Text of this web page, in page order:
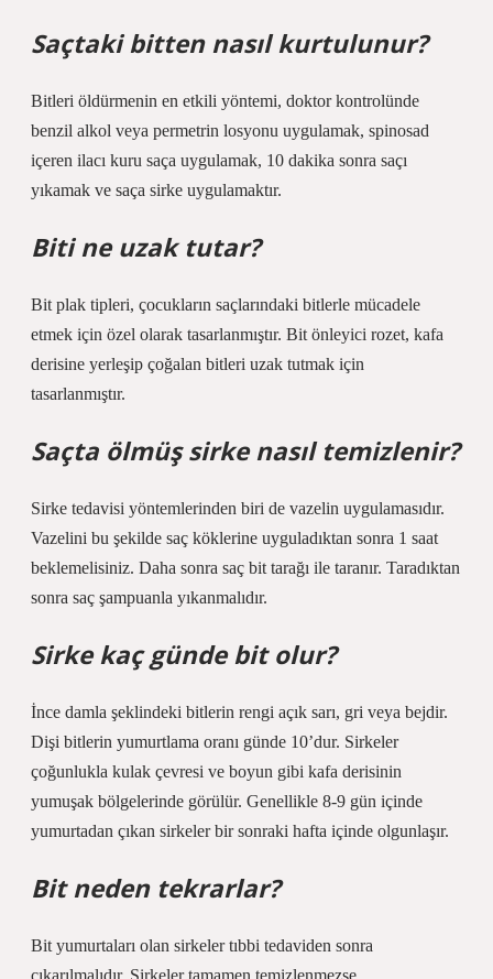
Saçtaki bitten nasıl kurtulunur?
Bitleri öldürmenin en etkili yöntemi, doktor kontrolünde
benzil alkol veya permetrin losyonu uygulamak, spinosad
içeren ilacı kuru saça uygulamak, 10 dakika sonra saçı
yıkamak ve saça sirke uygulamaktır.
Biti ne uzak tutar?
Bit plak tipleri, çocukların saçlarındaki bitlerle mücadele
etmek için özel olarak tasarlanmıştır. Bit önleyici rozet, kafa
derisine yerleşip çoğalan bitleri uzak tutmak için
tasarlanmıştır.
Saçta ölmüş sirke nasıl temizlenir?
Sirke tedavisi yöntemlerinden biri de vazelin uygulamasıdır.
Vazelini bu şekilde saç köklerine uyguladıktan sonra 1 saat
beklemelisiniz. Daha sonra saç bit tarağı ile taranır. Taradıktan
sonra saç şampuanla yıkanmalıdır.
Sirke kaç günde bit olur?
İnce damla şeklindeki bitlerin rengi açık sarı, gri veya bejdir.
Dişi bitlerin yumurtlama oranı günde 10’dur. Sirkeler
çoğunlukla kulak çevresi ve boyun gibi kafa derisinin
yumuşak bölgelerinde görülür. Genellikle 8-9 gün içinde
yumurtadan çıkan sirkeler bir sonraki hafta içinde olgunlaşır.
Bit neden tekrarlar?
Bit yumurtaları olan sirkeler tıbbi tedaviden sonra
çıkarılmalıdır. Sirkeler tamamen temizlenmezse,